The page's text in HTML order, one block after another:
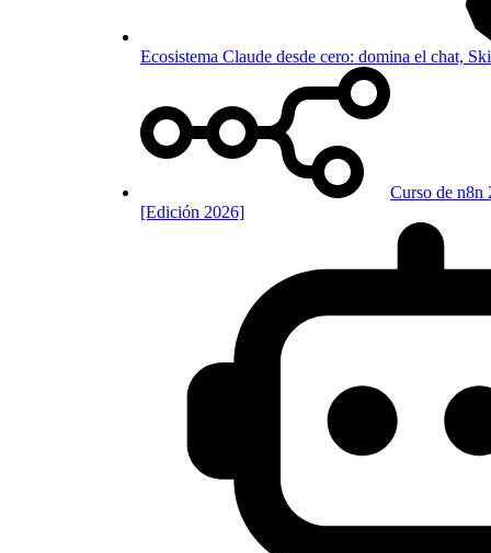
Ecosistema Claude desde cero: domina el chat,
Curso de n8n
[Edición 2026]